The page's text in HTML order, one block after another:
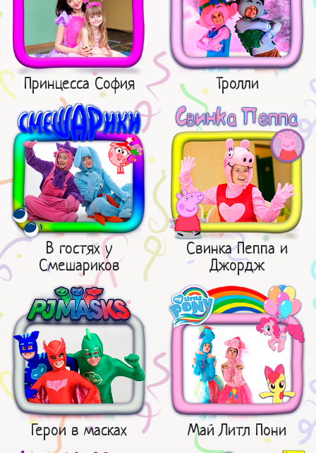
Принцесса София Тролли
В гостях у
Смешариков
Свинка Пеппа и
Джордж
Герои в масках Май Литл Пони